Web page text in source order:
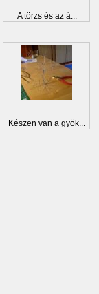
A törzs és az á...
Készen van a gyök...